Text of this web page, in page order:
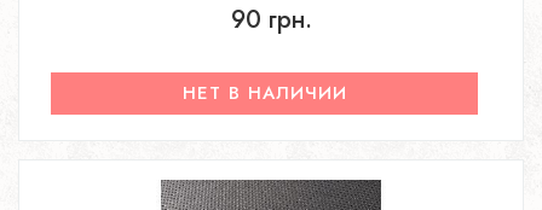
90 грн.
НЕТ В НАЛИЧИИ